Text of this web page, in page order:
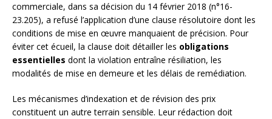
commerciale, dans sa décision du 14 février 2018 (n°16-
23.205), a refusé l’application d’une clause résolutoire dont les
conditions de mise en œuvre manquaient de précision. Pour
éviter cet écueil, la clause doit détailler les obligations
essentielles dont la violation entraîne résiliation, les
modalités de mise en demeure et les délais de remédiation.
Les mécanismes d’indexation et de révision des prix
constituent un autre terrain sensible. Leur rédaction doit